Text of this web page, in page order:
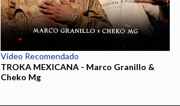
Video Recomendado
TROKA MEXICANA - Marco Granillo &
Cheko Mg